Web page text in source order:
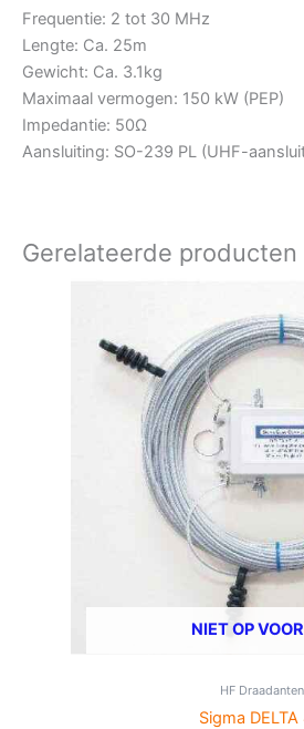
Frequentie: 2 tot 30 MHz
Lengte: Ca. 25m
Gewicht: Ca. 3.1kg
Maximaal vermogen: 150 kW (PEP)
Impedantie: 50Ω
Aansluiting: SO-239 PL (UHF-
Gerelateerde producten
NIET OP
HF
Sigma